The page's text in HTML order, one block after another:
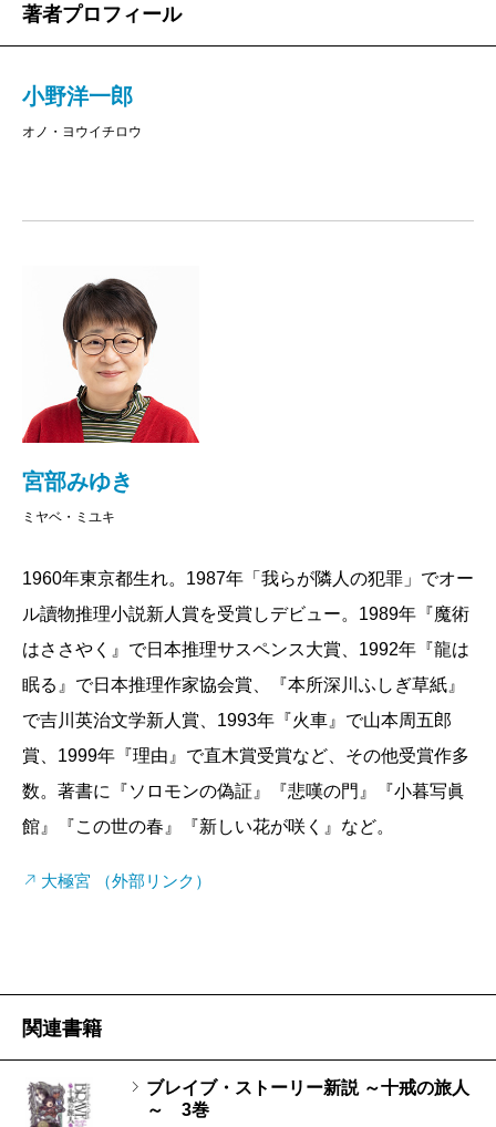
著者プロフィール
小野洋一郎
オノ・ヨウイチロウ
宮部みゆき
ミヤベ・ミユキ
1960年東京都生れ。1987年「我らが隣人の犯罪」でオー
ル讀物推理小説新人賞を受賞しデビュー。1989年『魔術
はささやく』で日本推理サスペンス大賞、1992年『龍は
眠る』で日本推理作家協会賞、『本所深川ふしぎ草紙』
で吉川英治文学新人賞、1993年『火車』で山本周五郎
賞、1999年『理由』で直木賞受賞など、その他受賞作多
数。著書に『ソロモンの偽証』『悲嘆の門』『小暮写眞
館』『この世の春』『新しい花が咲く』など。
大極宮 （外部リンク）
関連書籍
ブレイブ・ストーリー新説 ～十戒の旅人
～ 3巻